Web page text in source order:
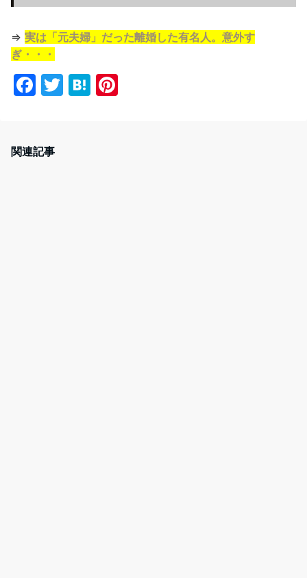
⇒ 実は「元夫婦」だった離婚した有名人。意外す
ぎ・・・
F
e
T
H
関連記事